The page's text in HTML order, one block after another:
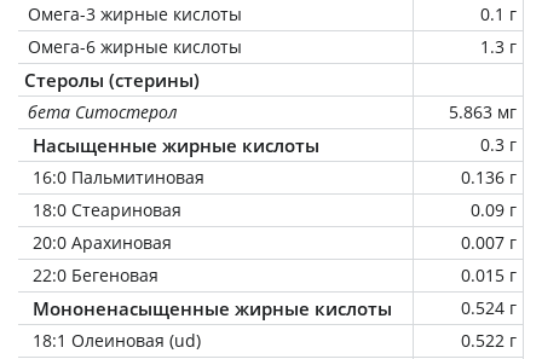
Омега-3 жирные кислоты
0.1 г
Омега-6 жирные кислоты
1.3 г
Стеролы (стерины)
бета Ситостерол 5.863 мг
Насыщенные жирные кислоты
0.3 г
16:0 Пальмитиновая
0.136 г
18:0 Стеариновая
0.09 г
20:0 Арахиновая
0.007 г
22:0 Бегеновая
0.015 г
Мононенасыщенные жирные кислоты
0.524 г
18:1 Олеиновая (ud)
0.522 г